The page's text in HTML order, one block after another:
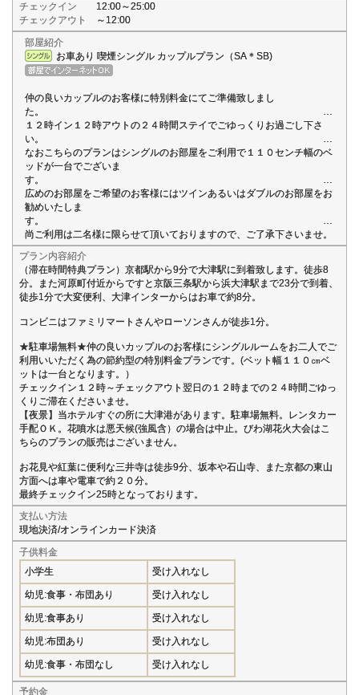
チェックイン
12:00～25:00
チェックアウト
～12:00
部屋紹介
お車あり 喫煙シングル カップルプラン（SA＊SB)
仲の良いカップルのお客様に特別料金にてご準備致しまし
た
１２時イン１２時アウトの２４時間ステイでごゆっくりお過ごし下さ
い
なおこちらのプランはシングルのお部屋をご利用で１１０センチ幅のベ
ッドが一台でございま
す
広めのお部屋をご希望のお客様にはツインあるいはダブルのお部屋をお
勧めいたしま
す
尚ご利用は二名様に限らせて頂いておりますので、ご了承下さいませ。
プラン内容紹介
（滞在時間特典プラン）京都駅から9分で大津駅に到着致します。徒歩8
分。また河原町付近からですと京阪三条駅から浜大津駅まで23分で到着、
徒歩1分で大変便利、大津インターからはお車で約8分。
コンビニはファミリマートさんやローソンさんが徒歩1分。
★駐車場無料★仲の良いカップルのお客様にシングルルームをお二人でご
利用いいただく為の節約型の特別料金プランです。(ベット幅１１０㎝ベ
ットは一台となります。）
チェックイン１２時～チェックアウト翌日の１２時までの２４時間ごゆっ
くりご滞在くださいませ。
【夜景】当ホテルすぐの所に大津港があります。駐車場無料。レンタカー
手配ＯＫ。花噴水は悪天候(強風含）の場合は中止。びわ湖花火大会はこ
ちらのプランの販売はございません。
お花見や紅葉に便利な三井寺は徒歩9分、坂本や石山寺、また京都の東山
方面へは車や電車で約２０分。
最終チェックイン25時となっております。
支払い方法
現地決済/オンラインカード決済
子供料金
小学生
受け入れなし
幼児:食事・布団あり 受け入れなし
幼児:食事あり 受け入れなし
幼児:布団あり 受け入れなし
幼児:食事・布団なし 受け入れなし
予約金